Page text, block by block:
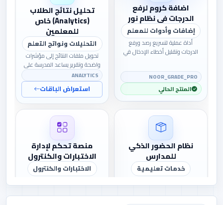
اضافة كروم لرفع
الدرجات في نظام نور
إضافات وأدوات للمعلم
أداة عملية لتسريع رصد ورفع
الدرجات وتقليل أخطاء الإدخال في
NOOR_GRADE_PRO
المنتج الحالي
تحليل نتائج الطلاب
(Analytics) خاص
للمعلمين
التحليلات ونواتج التعلم
تحويل ملفات النتائج إلى مؤشرات
واضحة وتقرير يساعد المدرسة على
فهم الأداء واتخاذ القرار.
ANALYTICS
استعراض الباقات
نظام الحضور الذكي
للمدارس
خدمات تعليمية
منصة تحكم لإدارة
الاختبارات والكنترول
الاختبارات والكنترول